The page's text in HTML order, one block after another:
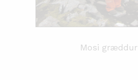
Mosi græddur